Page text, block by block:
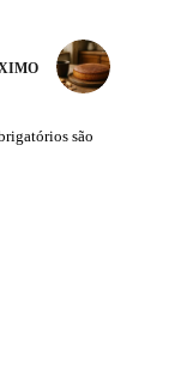
são